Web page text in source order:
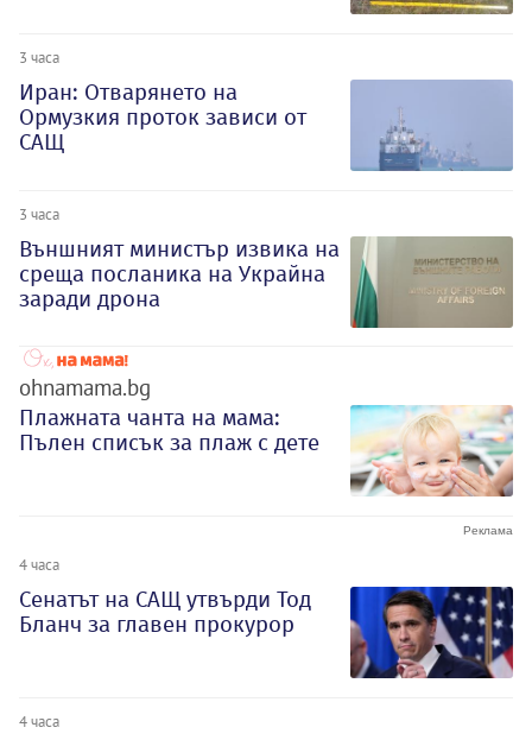
3 часа
Иран: Отварянето на
Ормузкия проток зависи от
САЩ
3 часа
Външният министър извика на
среща посланика на Украйна
заради дрона
ohnamama.bg
Плажната чанта на мама:
Пълен списък за плаж с дете
4 часа
Сенатът на САЩ утвърди Тод
Бланч за главен прокурор
4 часа